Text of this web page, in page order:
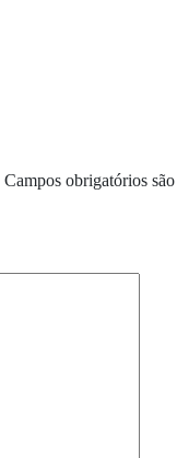
Campos obrigatórios são